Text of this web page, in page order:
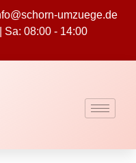
umzuege.de
Sa: 08:00 - 14:00